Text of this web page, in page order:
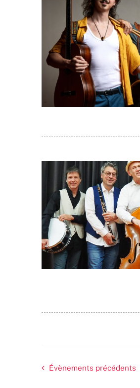
Évènements précédents